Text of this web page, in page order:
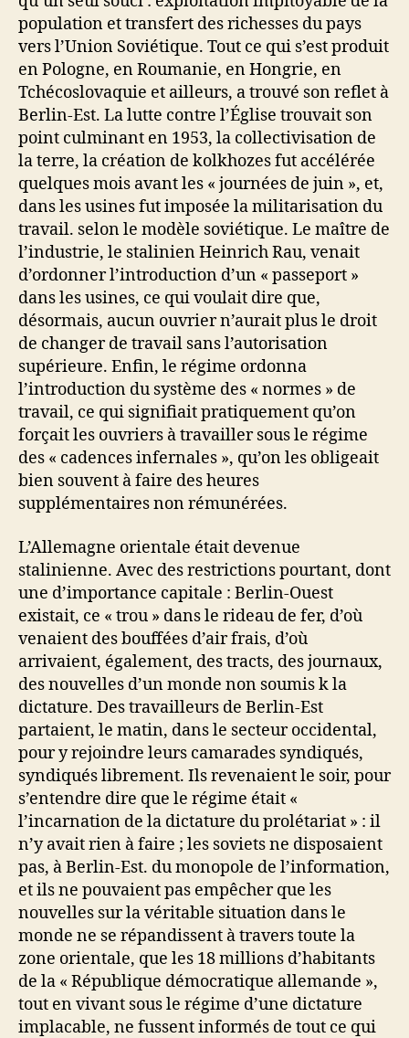
population et transfert des richesses du pays
vers l’Union Soviétique. Tout ce qui s’est produit
en Pologne, en Roumanie, en Hongrie, en
Tchécoslovaquie et ailleurs, a trouvé son reflet à
Berlin-Est. La lutte contre l’Église trouvait son
point culminant en 1953, la collectivisation de
la terre, la création de kolkhozes fut accélérée
quelques mois avant les « journées de juin », et,
dans les usines fut imposée la militarisation du
travail. selon le modèle soviétique. Le maître de
l’industrie, le stalinien Heinrich Rau, venait
d’ordonner l’introduction d’un « passeport »
dans les usines, ce qui voulait dire que,
désormais, aucun ouvrier n’aurait plus le droit
de changer de travail sans l’autorisation
supérieure. Enfin, le régime ordonna
l’introduction du système des « normes » de
travail, ce qui signifiait pratiquement qu’on
forçait les ouvriers à travailler sous le régime
des « cadences infernales », qu’on les obligeait
bien souvent à faire des heures
supplémentaires non rémunérées.
L’Allemagne orientale était devenue
stalinienne. Avec des restrictions pourtant, dont
une d’importance capitale : Berlin-Ouest
existait, ce « trou » dans le rideau de fer, d’où
venaient des bouffées d’air frais, d’où
arrivaient, également, des tracts, des journaux,
des nouvelles d’un monde non soumis k la
dictature. Des travailleurs de Berlin-Est
partaient, le matin, dans le secteur occidental,
pour y rejoindre leurs camarades syndiqués,
syndiqués librement. Ils revenaient le soir, pour
s’entendre dire que le régime était «
l’incarnation de la dictature du prolétariat » : il
n’y avait rien à faire ; les soviets ne disposaient
pas, à Berlin-Est. du monopole de l’information,
et ils ne pouvaient pas empêcher que les
nouvelles sur la véritable situation dans le
monde ne se répandissent à travers toute la
zone orientale, que les 18 millions d’habitants
de la « République démocratique allemande »,
tout en vivant sous le régime d’une dictature
implacable, ne fussent informés de tout ce qui